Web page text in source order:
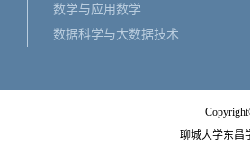
数学与应用数学
数据科学与大数据技术
聊城大学东昌